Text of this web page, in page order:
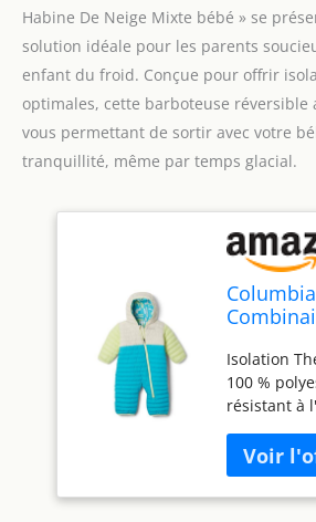
Habine De Neige Mixte bébé » se
solution idéale pour les parents
enfant du froid. Conçue pour offrir
optimales, cette barboteuse
vous permettant de sortir avec votre
tranquillité, même par temps glacial.
Columbia
Powder
unisexe
Geyser/
Isolation
100 %
résistant à
menton
élastique à
et pieds